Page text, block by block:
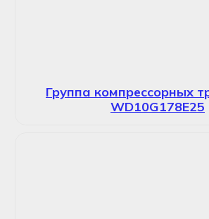
Группа компрессорных
WD10G178E25